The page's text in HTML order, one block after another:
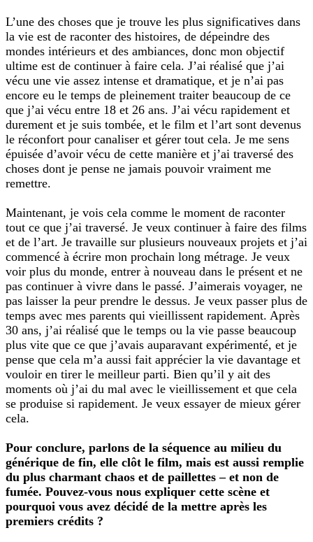
L’une des choses que je trouve les plus significatives dans
la vie est de raconter des histoires, de dépeindre des
mondes intérieurs et des ambiances, donc mon objectif
ultime est de continuer à faire cela. J’ai réalisé que j’ai
vécu une vie assez intense et dramatique, et je n’ai pas
encore eu le temps de pleinement traiter beaucoup de ce
que j’ai vécu entre 18 et 26 ans. J’ai vécu rapidement et
durement et je suis tombée, et le film et l’art sont devenus
le réconfort pour canaliser et gérer tout cela. Je me sens
épuisée d’avoir vécu de cette manière et j’ai traversé des
choses dont je pense ne jamais pouvoir vraiment me
remettre.
Maintenant, je vois cela comme le moment de raconter
tout ce que j’ai traversé. Je veux continuer à faire des films
et de l’art. Je travaille sur plusieurs nouveaux projets et j’ai
commencé à écrire mon prochain long métrage. Je veux
voir plus du monde, entrer à nouveau dans le présent et ne
pas continuer à vivre dans le passé. J’aimerais voyager, ne
pas laisser la peur prendre le dessus. Je veux passer plus de
temps avec mes parents qui vieillissent rapidement. Après
30 ans, j’ai réalisé que le temps ou la vie passe beaucoup
plus vite que ce que j’avais auparavant expérimenté, et je
pense que cela m’a aussi fait apprécier la vie davantage et
vouloir en tirer le meilleur parti. Bien qu’il y ait des
moments où j’ai du mal avec le vieillissement et que cela
se produise si rapidement. Je veux essayer de mieux gérer
cela.
Pour conclure, parlons de la séquence au milieu du
générique de fin, elle clôt le film, mais est aussi remplie
du plus charmant chaos et de paillettes – et non de
fumée. Pouvez-vous nous expliquer cette scène et
pourquoi vous avez décidé de la mettre après les
premiers crédits ?